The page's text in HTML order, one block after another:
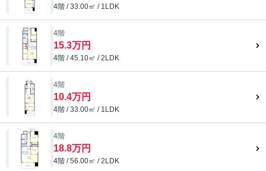
4階 / 33.00㎡ / 1LDK
4階
15.3万円
4階 / 45.10㎡ / 2LDK
4階
10.4万円
4階 / 33.00㎡ / 1LDK
4階
18.8万円
4階 / 56.00㎡ / 2LDK